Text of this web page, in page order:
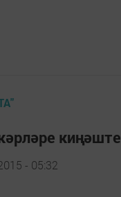
киңәште
- 05:32